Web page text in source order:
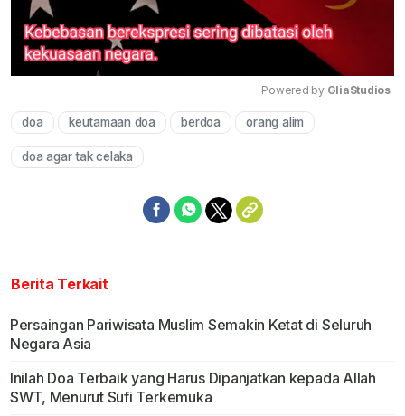
Powered by GliaStudios
doa keutamaan doa berdoa orang alim
doa agar tak celaka
Berita Terkait
Persaingan Pariwisata Muslim Semakin Ketat di Seluruh
Negara Asia
Inilah Doa Terbaik yang Harus Dipanjatkan kepada Allah
SWT, Menurut Sufi Terkemuka